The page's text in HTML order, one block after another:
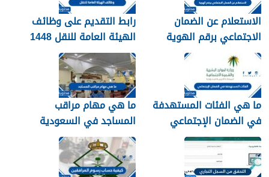
الاستعلام عن الضمان
الاجتماعي برقم الهوية
1448
رابط التقديم على وظائف
الهيئة العامة للنقل 1448
في الرياض
ما هي الفئات المستهدفة
في الضمان الإجتماعي
الجديد 1448
ما هي مهام مراقب
المساجد في السعودية
1448